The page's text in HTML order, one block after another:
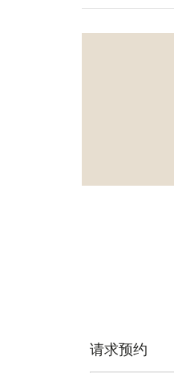
请求预约